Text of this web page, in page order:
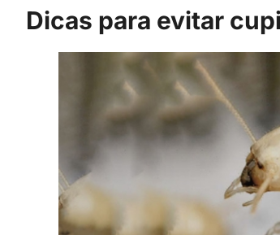
Dicas para evitar